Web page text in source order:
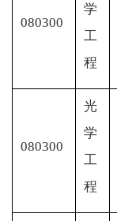
080300
学
工
程
080300
光
学
工
程